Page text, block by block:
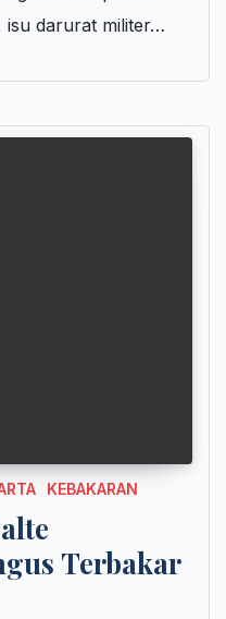
isu darurat militer…
KEBAKARAN
Terbakar